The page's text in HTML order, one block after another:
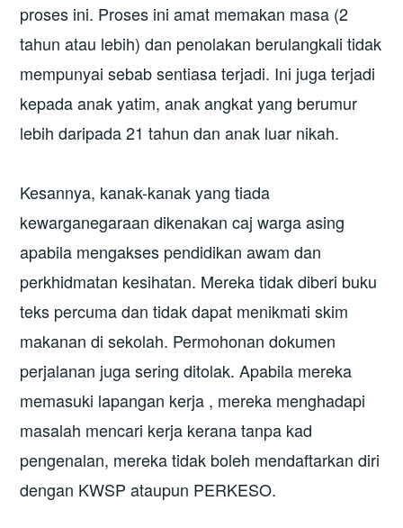
proses ini. Proses ini amat memakan masa (2
tahun atau lebih) dan penolakan berulangkali tidak
mempunyai sebab sentiasa terjadi. Ini juga terjadi
kepada anak yatim, anak angkat yang berumur
lebih daripada 21 tahun dan anak luar nikah.
Kesannya, kanak-kanak yang tiada
kewarganegaraan dikenakan caj warga asing
apabila mengakses pendidikan awam dan
perkhidmatan kesihatan. Mereka tidak diberi buku
teks percuma dan tidak dapat menikmati skim
makanan di sekolah. Permohonan dokumen
perjalanan juga sering ditolak. Apabila mereka
memasuki lapangan kerja , mereka menghadapi
masalah mencari kerja kerana tanpa kad
pengenalan, mereka tidak boleh mendaftarkan diri
dengan KWSP ataupun PERKESO.